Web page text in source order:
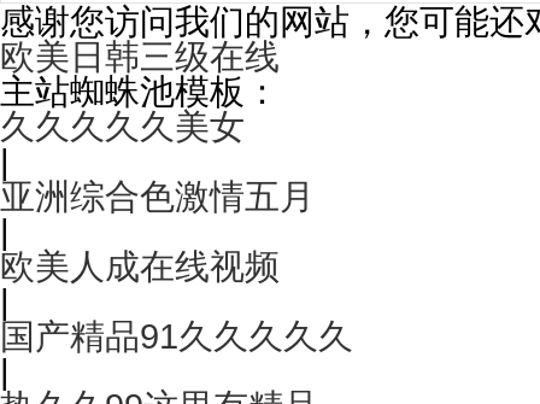
感谢您访问我们的网站，您可能还
欧美日韩三级在线
主站蜘蛛池模板：
久久久久久美女
|
亚洲综合色激情五月
|
欧美人成在线视频
|
国产精品91久久久久久
|